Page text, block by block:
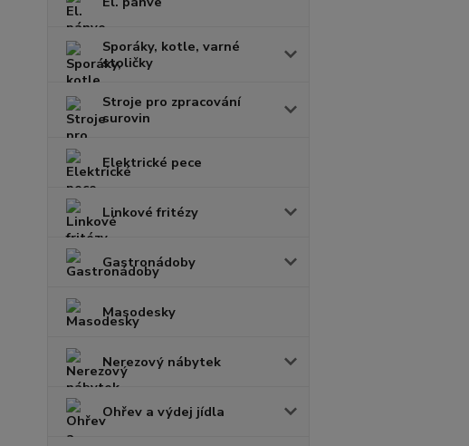
Sporáky, kotle, varné
stoličky
Stroje pro zpracování
surovin
Elektrické pece
Linkové fritézy
Gastronádoby
Masodesky
Nerezový nábytek
Ohřev a výdej jídla